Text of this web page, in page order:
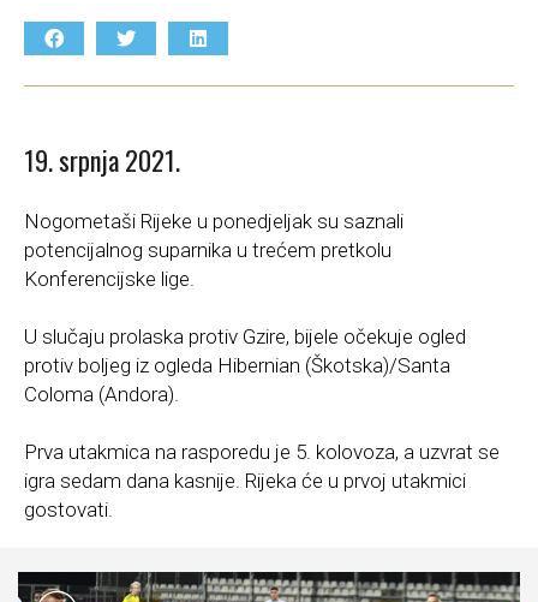
19. srpnja 2021.
Nogometaši Rijeke u ponedjeljak su saznali
potencijalnog suparnika u trećem pretkolu
Konferencijske lige.
U slučaju prolaska protiv Gzire, bijele očekuje ogled
protiv boljeg iz ogleda Hibernian (Škotska)/Santa
Coloma (Andora).
Prva utakmica na rasporedu je 5. kolovoza, a uzvrat se
igra sedam dana kasnije. Rijeka će u prvoj utakmici
gostovati.